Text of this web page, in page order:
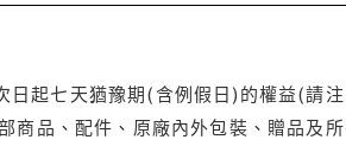
日起七天猶豫期(含例假日)的權益(請
商品、配件、原廠內外包裝、贈品及